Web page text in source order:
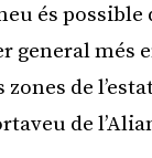
és possible
general més
de
de